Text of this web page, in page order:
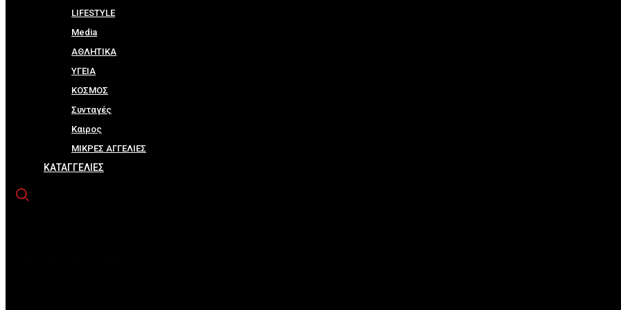
LIFESTYLE
Media
ΑΘΛΗΤΙΚΑ
ΥΓΕΙΑ
ΚΟΣΜΟΣ
Συνταγές
Καιρος
ΜΙΚΡΕΣ ΑΓΓΕΛΙΕΣ
ΚΑΤΑΓΓΕΛΙΕΣ